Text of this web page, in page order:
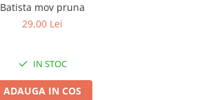
Batista mov pruna
29,00 Lei
IN STOC
ADAUGA IN COS